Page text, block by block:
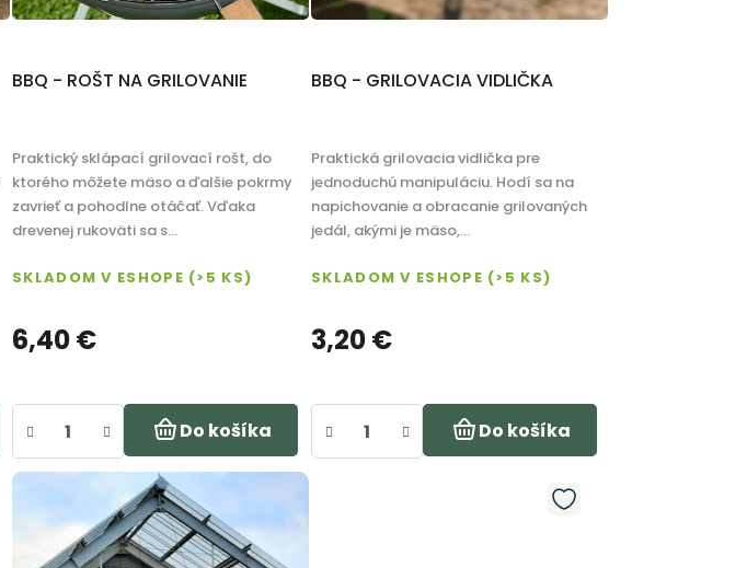
BBQ - ROŠT NA GRILOVANIE
Praktický sklápací grilovací rošt, do
ktorého môžete mäso a ďalšie pokrmy
zavrieť a pohodlne otáčať. Vďaka
drevenej rukoväti sa s...
SKLADOM V ESHOPE (>5 KS)
6,40 €
Do košíka
BBQ - GRILOVACIA VIDLIČKA
Praktická grilovacia vidlička pre
jednoduchú manipuláciu. Hodí sa na
napichovanie a obracanie grilovaných
jedál, akými je mäso,...
SKLADOM V ESHOPE (>5 KS)
3,20 €
Do košíka
Janka - asistentka predaja